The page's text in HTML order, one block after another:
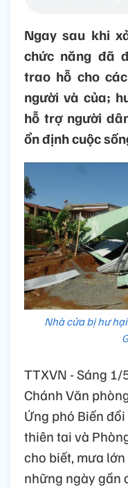
Ngay sau khi
chức năng đã
trao hỗ cho
người và của;
hỗ trợ người
ổn định cuộc
Nhà cửa bị hư
TTXVN - Sáng 1/
Chánh Văn
Ứng phó Biến
thiên tai và
cho biết, mưa
những ngày gần